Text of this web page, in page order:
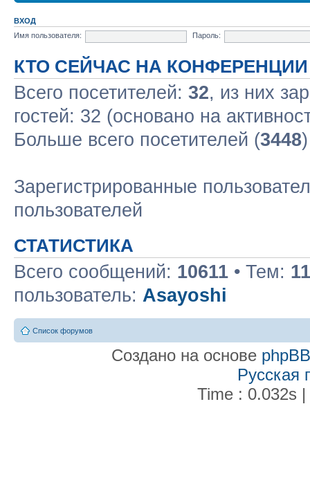
ВХОД
Имя пользователя:
Пароль:
КТО СЕЙЧАС НА КОНФЕРЕНЦИИ
Всего посетителей: 32, из них
гостей: 32 (основано на
Больше всего посетителей (3448
Зарегистрированные
пользователей
СТАТИСТИКА
Всего сообщений: 10611 • Тем:
пользователь: Asayoshi
Список форумов
Создано на основе phpBB
Русская
Time : 0.032s